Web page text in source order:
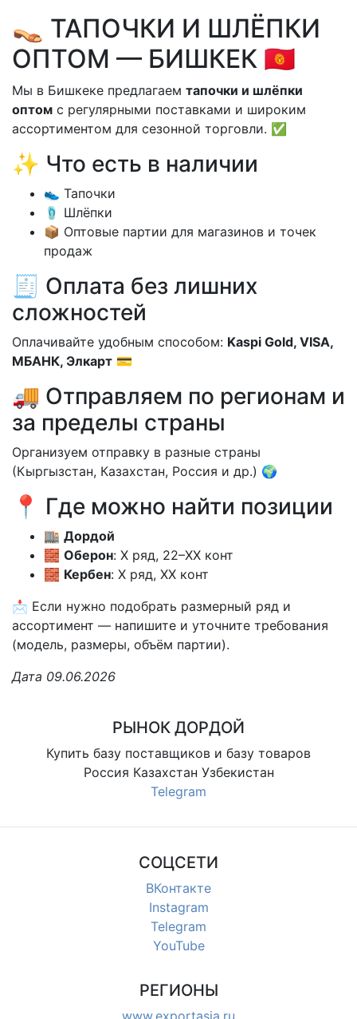
👡 ТАПОЧКИ И ШЛЁПКИ
ОПТОМ — БИШКЕК 🇰🇬
Мы в Бишкеке предлагаем тапочки и шлёпки
оптом с регулярными поставками и широким
ассортиментом для сезонной торговли. ✅
✨ Что есть в наличии
👟 Тапочки
🩴 Шлёпки
📦 Оптовые партии для магазинов и точек
продаж
🧾 Оплата без лишних
сложностей
Оплачивайте удобным способом: Kaspi Gold, VISA,
МБАНК, Элкарт 💳
🚚 Отправляем по регионам и
за пределы страны
Организуем отправку в разные страны
(Кыргызстан, Казахстан, Россия и др.) 🌍
📍 Где можно найти позиции
🏬 Дордой
🧱 Оберон: X ряд, 22–XX конт
🧱 Кербен: X ряд, XX конт
📩 Если нужно подобрать размерный ряд и
ассортимент — напишите и уточните требования
(модель, размеры, объём партии).
Дата 09.06.2026
РЫНОК ДОРДОЙ
Купить базу поставщиков и базу товаров
Россия Казахстан Узбекистан
Telegram
СОЦСЕТИ
ВКонтакте
Instagram
Telegram
YouTube
РЕГИОНЫ
www.exportasia.ru